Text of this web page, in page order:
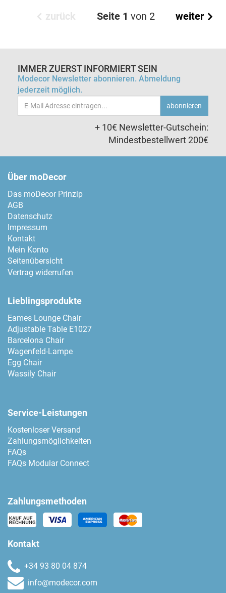
zurück Seite 1 von 2 weiter
IMMER ZUERST INFORMIERT SEIN
Modecor Newsletter abonnieren. Abmeldung
jederzeit möglich.
Email-
Adresse
abonnieren
+ 10€ Newsletter-Gutschein:
Mindestbestellwert 200€
Über moDecor
Das moDecor Prinzip
AGB
Datenschutz
Impressum
Kontakt
Mein Konto
Seitenübersicht
Vertrag widerrufen
Lieblingsprodukte
Eames Lounge Chair
Adjustable Table E1027
Barcelona Chair
Wagenfeld-Lampe
Egg Chair
Wassily Chair
Service-Leistungen
Kostenloser Versand
Zahlungsmöglichkeiten
FAQs
FAQs Modular Connect
Zahlungsmethoden
Kontakt
+34 93 80 04 874
info@modecor.com